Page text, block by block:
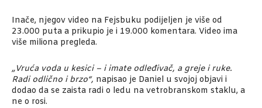
Inače, njegov video na Fejsbuku podijeljen je više od
23.000 puta a prikupio je i 19.000 komentara. Video ima
više miliona pregleda.
„Vruća voda u kesici – i imate odleđivač, a greje i ruke.
Radi odlično i brzo“, napisao je Daniel u svojoj objavi i
dodao da se zaista radi o ledu na vetrobranskom staklu, a
ne o rosi.